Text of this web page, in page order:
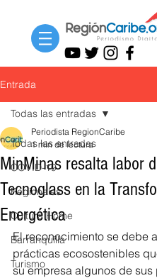
Entrada
Todas las entradas
COVID-19
Regionales
Cultura Home
Barranquilla
Turismo
Todas las entradas
MinMinas resalta labor
Tecnoglass en la
Energética
Periodista RegionCaribe
1 min de lectura
El reconocimiento se debe
prácticas ecosostenibles
su empresa algunos de sus